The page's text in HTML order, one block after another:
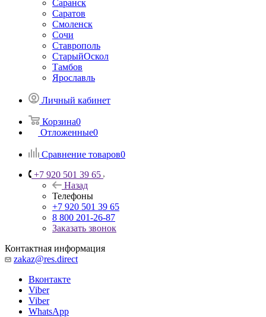
Саранск
Саратов
Смоленск
Сочи
Ставрополь
СтарыйОскол
Тамбов
Ярославль
Личный кабинет
Корзина0
Отложенные0
Сравнение товаров0
+7 920 501 39 65
Назад
Телефоны
+7 920 501 39 65
8 800 201-26-87
Заказать звонок
Контактная информация
zakaz@res.direct
Вконтакте
Viber
Viber
WhatsApp